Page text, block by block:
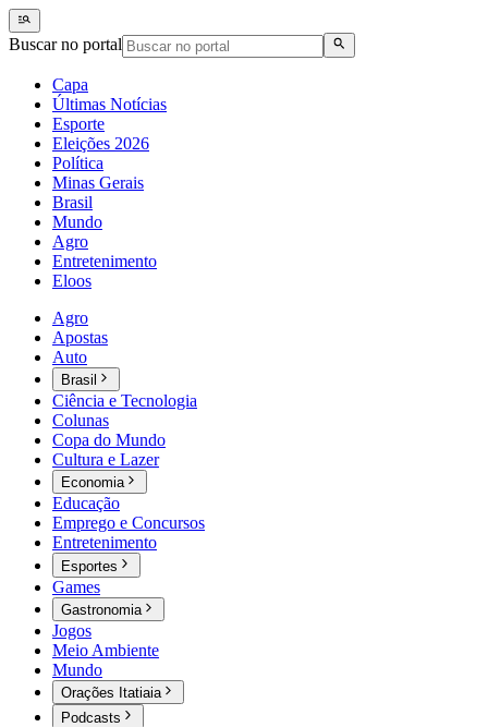
Buscar no portal
Capa
Últimas Notícias
Esporte
Eleições 2026
Política
Minas Gerais
Brasil
Mundo
Agro
Entretenimento
Eloos
Agro
Apostas
Auto
Brasil
Ciência e Tecnologia
Colunas
Copa do Mundo
Cultura e Lazer
Economia
Educação
Emprego e Concursos
Entretenimento
Esportes
Games
Gastronomia
Jogos
Meio Ambiente
Mundo
Orações Itatiaia
Podcasts